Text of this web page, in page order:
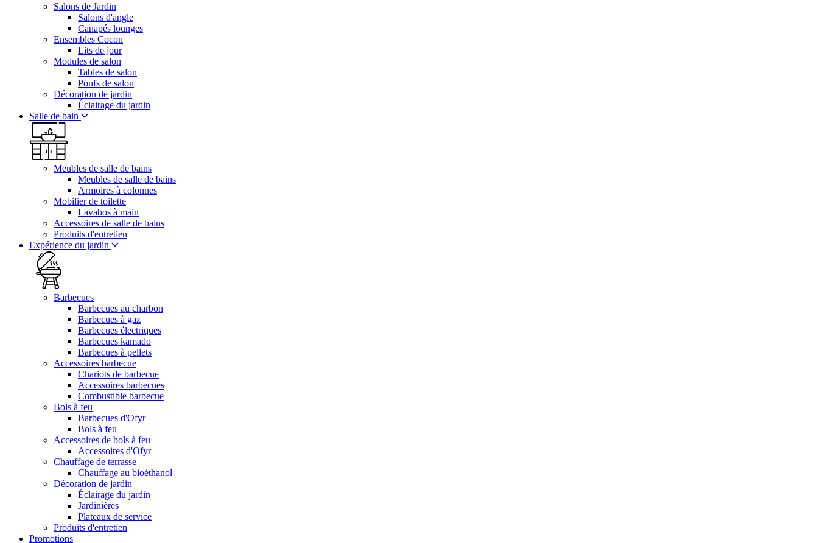
Salons de Jardin
Salons d'angle
Canapés lounges
Ensembles Cocon
Lits de jour
Modules de salon
Tables de salon
Poufs de salon
Décoration de jardin
Éclairage du jardin
Salle de bain
Meubles de salle de bains
Meubles de salle de bains
Armoires à colonnes
Mobilier de toilette
Lavabos à main
Accessoires de salle de bains
Produits d'entretien
Expérience du jardin
Barbecues
Barbecues au charbon
Barbecues à gaz
Barbecues électriques
Barbecues kamado
Barbecues à pellets
Accessoires barbecue
Chariots de barbecue
Accessoires barbecues
Combustible barbecue
Bols à feu
Barbecues d'Ofyr
Bols à feu
Accessoires de bols à feu
Accessoires d'Ofyr
Chauffage de terrasse
Chauffage au bioéthanol
Décoration de jardin
Éclairage du jardin
Jardinières
Plateaux de service
Produits d'entretien
Promotions